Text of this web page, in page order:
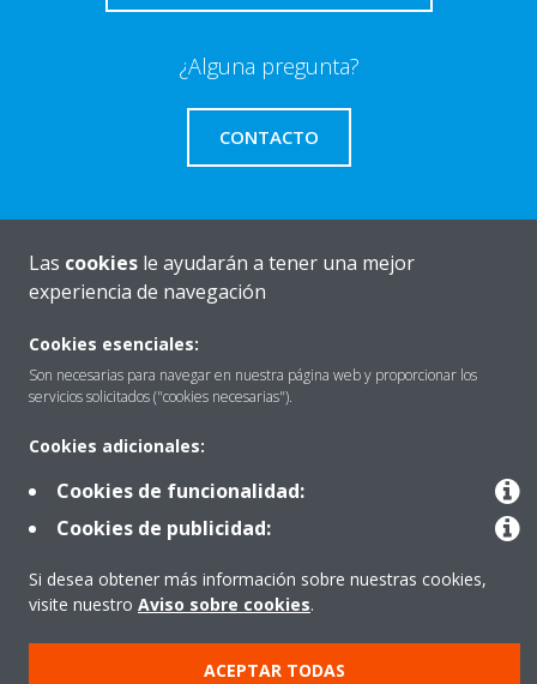
¿Alguna pregunta?
CONTACTO
Quiénes somos
Destacados
Contactar con Daikin
Copyright © Daikin
Las cookies le ayudarán a tener una mejor
experiencia de navegación
Cookies esenciales:
Son necesarias para navegar en nuestra página web y proporcionar los
servicios solicitados ("cookies necesarias").
Cookies adicionales:
Cookies de funcionalidad:
Cookies de publicidad:
Si desea obtener más información sobre nuestras cookies,
visite nuestro Aviso sobre cookies.
ACEPTAR TODAS